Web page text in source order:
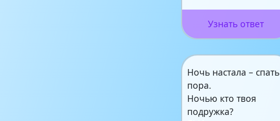
Узнать ответ
Ночь настала – спать
пора.
Ночью кто твоя
подружка?